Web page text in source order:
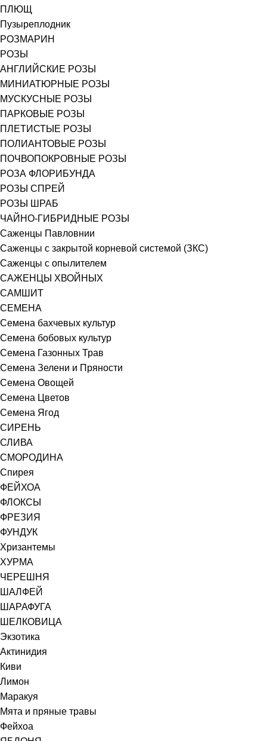
ПЛЮЩ
Пузыреплодник
РОЗМАРИН
РОЗЫ
АНГЛИЙСКИЕ РОЗЫ
МИНИАТЮРНЫЕ РОЗЫ
МУСКУСНЫЕ РОЗЫ
ПАРКОВЫЕ РОЗЫ
ПЛЕТИСТЫЕ РОЗЫ
ПОЛИАНТОВЫЕ РОЗЫ
ПОЧВОПОКРОВНЫЕ РОЗЫ
РОЗА ФЛОРИБУНДА
РОЗЫ СПРЕЙ
РОЗЫ ШРАБ
ЧАЙНО-ГИБРИДНЫЕ РОЗЫ
Саженцы Павловнии
Саженцы с закрытой корневой системой (ЗКС)
Саженцы с опылителем
САЖЕНЦЫ ХВОЙНЫХ
САМШИТ
СЕМЕНА
Семена бахчевых культур
Семена бобовых культур
Семена Газонных Трав
Семена Зелени и Пряности
Семена Овощей
Семена Цветов
Семена Ягод
СИРЕНЬ
СЛИВА
СМОРОДИНА
Спирея
ФЕЙХОА
ФЛОКСЫ
ФРЕЗИЯ
ФУНДУК
Хризантемы
ХУРМА
ЧЕРЕШНЯ
ШАЛФЕЙ
ШАРАФУГА
ШЕЛКОВИЦА
Экзотика
Актинидия
Киви
Лимон
Маракуя
Мята и пряные травы
Фейхоа